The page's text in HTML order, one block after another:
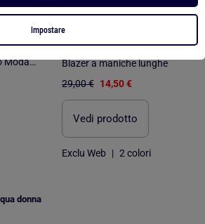
Impostare
Blazer da Donna Vero Moda Elegante
-50%
Blazer a maniche lunghe
29,00 € 14,50 €
Vedi prodotto
Exclu Web | 2 colori
donna